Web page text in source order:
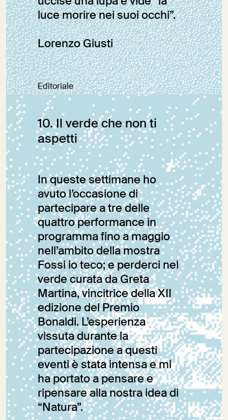
luce morire nei suoi occhi”.
Lorenzo Giusti
Editoriale
10. Il verde che non ti
aspetti
In queste settimane ho
avuto l’occasione di
partecipare a tre delle
quattro performance in
programma fino a maggio
nell’ambito della mostra
Fossi io teco; e perderci nel
verde curata da Greta
Martina, vincitrice della XII
edizione del Premio
Bonaldi. L’esperienza
vissuta durante la
partecipazione a questi
eventi è stata intensa e mi
ha portato a pensare e
ripensare alla nostra idea di
“Natura”.